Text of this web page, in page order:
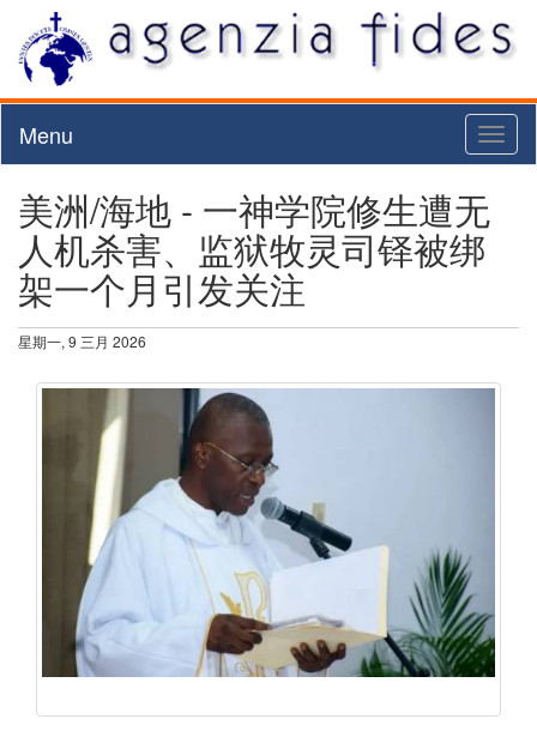
Menu
美洲/海地 - 一神学院修生遭无
人机杀害、监狱牧灵司铎被绑
架一个月引发关注
星期一, 9 三月 2026